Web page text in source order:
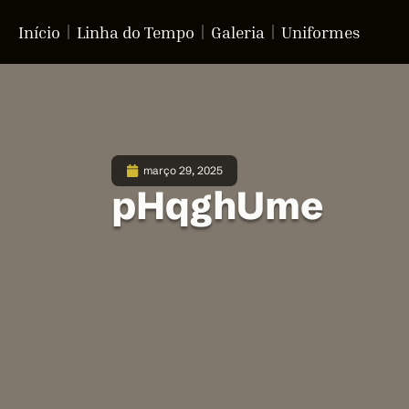
Início Linha do Tempo Galeria Uniformes
março 29, 2025
pHqghUme